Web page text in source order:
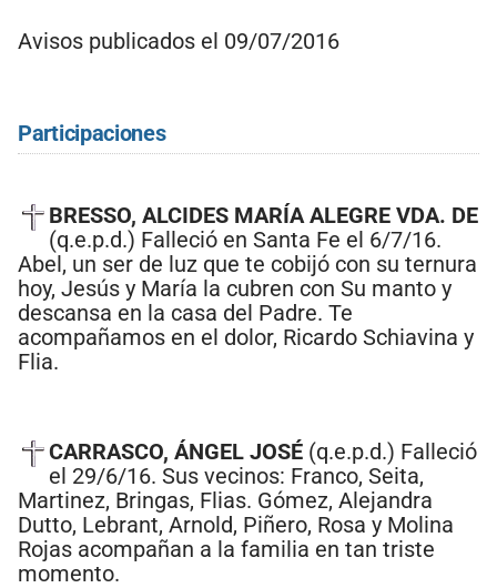
Avisos publicados el 09/07/2016
Participaciones
BRESSO, ALCIDES MARÍA ALEGRE VDA. DE
(q.e.p.d.) Falleció en Santa Fe el 6/7/16.
Abel, un ser de luz que te cobijó con su ternura
hoy, Jesús y María la cubren con Su manto y
descansa en la casa del Padre. Te
acompañamos en el dolor, Ricardo Schiavina y
Flia.
CARRASCO, ÁNGEL JOSÉ (q.e.p.d.) Falleció
el 29/6/16. Sus vecinos: Franco, Seita,
Martinez, Bringas, Flias. Gómez, Alejandra
Dutto, Lebrant, Arnold, Piñero, Rosa y Molina
Rojas acompañan a la familia en tan triste
momento.